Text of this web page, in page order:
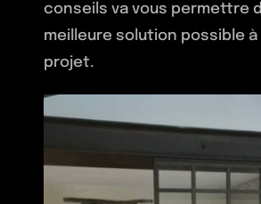
conseils va vous permettre
meilleure solution possible
projet.